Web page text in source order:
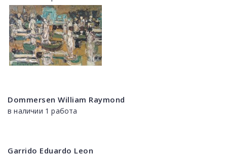
Dommersen William Raymond
в наличии 1 работа
Garrido Eduardo Leon